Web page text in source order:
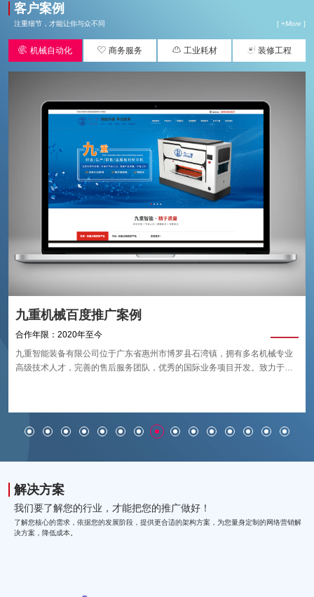
客户案例
注重细节，才能让你与众不同 [ +More ]
 机械自动化  商务服务  工业耗材  装修工程
民特英电子百度推广案例
合作年限：2015年至今
东莞市民特英电子有限公司(旗下品牌：明特)坐落在东莞市牛山工业区恒邦科
技园;公司占地面积5000平方米，专注于研发、生产和销售为一体的高新技术
解决方案
我们要了解您的行业，才能把您的推广做好！
了解您核心的需求，依据您的发展阶段，提供更合适的架构方案，为您量身定制的网络营销解
决方案，降低成本。